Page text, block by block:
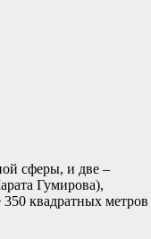
сферы, и две –
Гумирова),
квадратных метров